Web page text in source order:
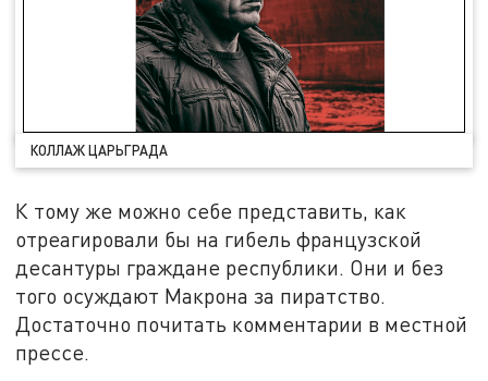
КОЛЛАЖ ЦАРЬГРАДА
К тому же можно себе представить, как
отреагировали бы на гибель французской
десантуры граждане республики. Они и без
того осуждают Макрона за пиратство.
Достаточно почитать комментарии в местной
прессе.